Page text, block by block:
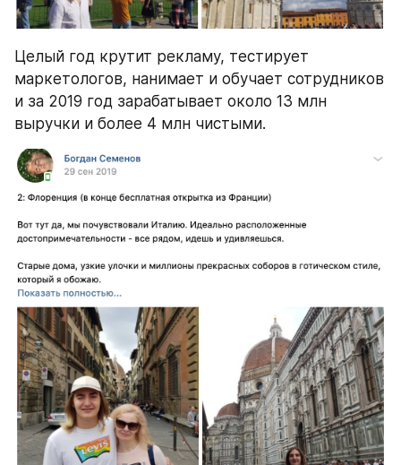
Целый год крутит рекламу, тестирует
маркетологов, нанимает и обучает сотрудников
и за 2019 год зарабатывает около 13 млн
выручки и более 4 млн чистыми.